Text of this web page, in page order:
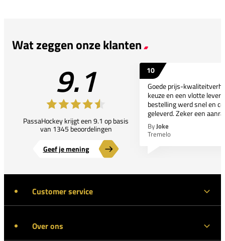
Wat zeggen onze klanten
9.1
PassaHockey krijgt een 9.1 op basis
van 1345 beoordelingen
Geef je mening
10
Goede prijs-
keuze en een vlotte
bestelling werd snel en
geleverd. Zeker een
ByJoke
Tremelo
Customer service
Over ons